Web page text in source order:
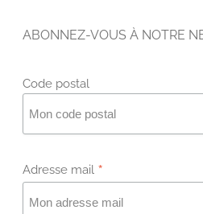
ABONNEZ-VOUS À NOTRE
Code postal
Adresse mail *